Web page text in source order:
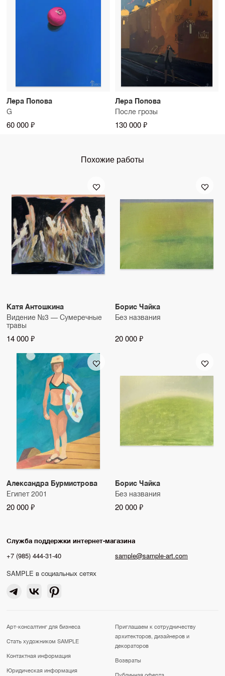
Лера Попова
G
60 000 ₽
Лера Попова
После грозы
130 000 ₽
Похожие работы
Катя Антошкина
Видение №3 — Сумеречные
травы
14 000 ₽
Борис Чайка
Без названия
20 000 ₽
Александра Бурмистрова
Египет 2001
20 000 ₽
Борис Чайка
Без названия
20 000 ₽
Служба поддержки интернет-магазина
+7 (985) 444-31-40
sample@sample-art.com
SAMPLE в социальных сетях
Арт-консалтинг для бизнеса
Стать художником SAMPLE
Контактная информация
Юридическая информация
Приглашаем к сотрудничеству
архитекторов, дизайнеров и
декораторов
Возвраты
Публичная оферта